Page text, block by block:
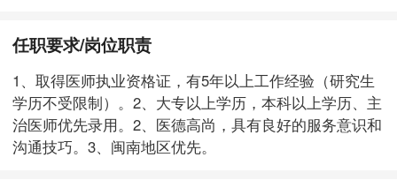
任职要求/岗位职责
1、取得医师执业资格证，有5年以上工作经验（研究生
学历不受限制）。2、大专以上学历，本科以上学历、主
治医师优先录用。2、医德高尚，具有良好的服务意识和
沟通技巧。3、闽南地区优先。